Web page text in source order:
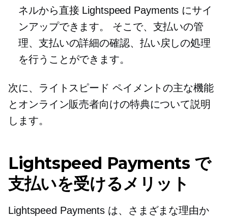
ネルから直接 Lightspeed Payments にサイ
ンアップできます。 そこで、支払いの管
理、支払いの詳細の確認、払い戻しの処理
を行うことができます。
次に、ライトスピード ペイメントの主な機能
とオンライン販売者向けの特典について説明
します。
Lightspeed Payments で
支払いを受けるメリット
Lightspeed Payments は、さまざまな理由か